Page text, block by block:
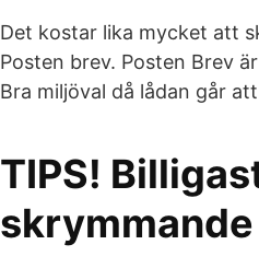
Det kostar lika mycket att
Posten brev. Posten Brev
Bra miljöval då lådan går
TIPS!